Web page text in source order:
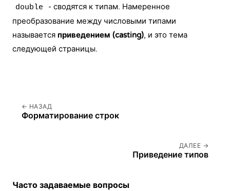
double
- сводятся к типам. Намеренное
преобразование между числовыми типами
называется приведением (casting), и это тема
следующей страницы.
НАЗАД
Форматирование строк
ДАЛЕЕ
Приведение типов
Часто задаваемые вопросы